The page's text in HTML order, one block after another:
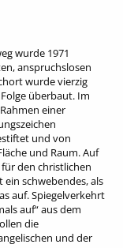
wurde 1971
anspruchslosen
wurde vierzig
überbaut. Im
einer
und von
und Raum. Auf
den christlichen
schwebendes, als
auf. Spiegelverkehrt
auf“ aus dem
die
und der